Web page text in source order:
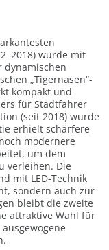
wurde mit
„Tigernasen“-
kompakt und
für Stadtfahrer
(seit 2018) wurde
erhielt schärfere
modernere
um dem
verleihen. Die
mit LED-Technik
sondern auch zur
bleibt die zweite
attraktive Wahl für